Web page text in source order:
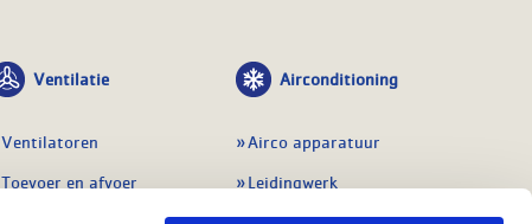
Ventilatie
Ventilatoren
Toevoer en afvoer
Airconditioning
Airco apparatuur
Leidingwerk